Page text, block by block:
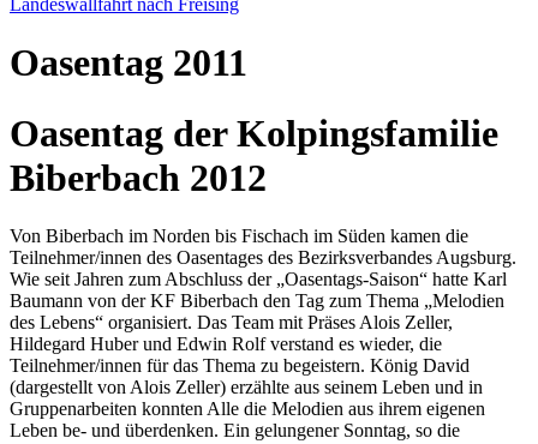
Oasentag 2011
Oasentag der Kolpingsfamilie
Biberbach 2012
Von Biberbach im Norden bis Fischach im Süden kamen die
Teilnehmer/innen des Oasentages des Bezirksverbandes Augsburg.
Wie seit Jahren zum Abschluss der „Oasentags-Saison“ hatte Karl
Baumann von der KF Biberbach den Tag zum Thema „Melodien
des Lebens“ organisiert. Das Team mit Präses Alois Zeller,
Hildegard Huber und Edwin Rolf verstand es wieder, die
Teilnehmer/innen für das Thema zu begeistern. König David
(dargestellt von Alois Zeller) erzählte aus seinem Leben und in
Gruppenarbeiten konnten Alle die Melodien aus ihrem eigenen
Leben be- und überdenken. Ein gelungener Sonntag, so die